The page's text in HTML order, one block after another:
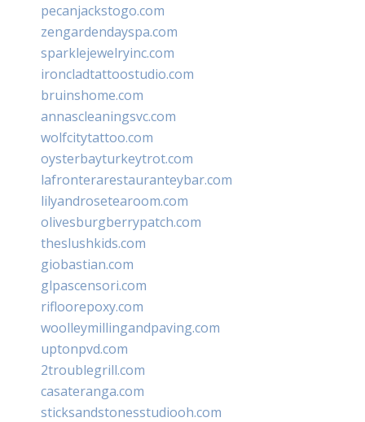
pecanjackstogo.com
zengardendayspa.com
sparklejewelryinc.com
ironcladtattoostudio.com
bruinshome.com
annascleaningsvc.com
wolfcitytattoo.com
oysterbayturkeytrot.com
lafronterarestauranteybar.com
lilyandrosetearoom.com
olivesburgberrypatch.com
theslushkids.com
giobastian.com
glpascensori.com
rifloorepoxy.com
woolleymillingandpaving.com
uptonpvd.com
2troublegrill.com
casateranga.com
sticksandstonesstudiooh.com